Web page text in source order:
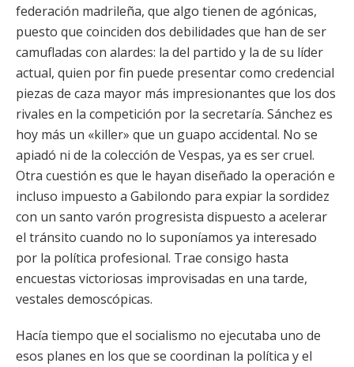
federación madrileña, que algo tienen de agónicas,
puesto que coinciden dos debilidades que han de ser
camufladas con alardes: la del partido y la de su líder
actual, quien por fin puede presentar como credencial
piezas de caza mayor más impresionantes que los dos
rivales en la competición por la secretaría. Sánchez es
hoy más un «killer» que un guapo accidental. No se
apiadó ni de la colección de Vespas, ya es ser cruel.
Otra cuestión es que le hayan diseñado la operación e
incluso impuesto a Gabilondo para expiar la sordidez
con un santo varón progresista dispuesto a acelerar
el tránsito cuando no lo suponíamos ya interesado
por la política profesional. Trae consigo hasta
encuestas victoriosas improvisadas en una tarde,
vestales demoscópicas.
Hacía tiempo que el socialismo no ejecutaba uno de
esos planes en los que se coordinan la política y el